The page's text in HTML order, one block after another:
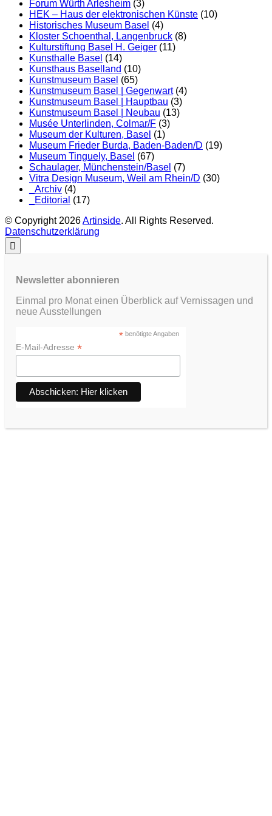
Forum Würth Arlesheim (3)
HEK – Haus der elektronischen Künste (10)
Historisches Museum Basel (4)
Kloster Schoenthal, Langenbruck (8)
Kulturstiftung Basel H. Geiger (11)
Kunsthalle Basel (14)
Kunsthaus Baselland (10)
Kunstmuseum Basel (65)
Kunstmuseum Basel | Gegenwart(4)
Kunstmuseum Basel | Hauptbau (3)
Kunstmuseum Basel | Neubau (13)
Musée Unterlinden, Colmar/F (3)
Museum der Kulturen, Basel (1)
Museum Frieder Burda, Baden-Baden/D (19)
Museum Tinguely, Basel (67)
Schaulager, Münchenstein/Basel (7)
Vitra Design Museum, Weil am Rhein/D (30)
_Archiv (4)
_Editorial (17)
© Copyright 2026Artinside. All Rights Reserved.
Datenschutzerklärung
Newsletter abonnieren
Einmal pro Monat einen Überblick auf Vernissagen und
neue Ausstellungen
*benötigte Angaben
E-Mail-Adresse *